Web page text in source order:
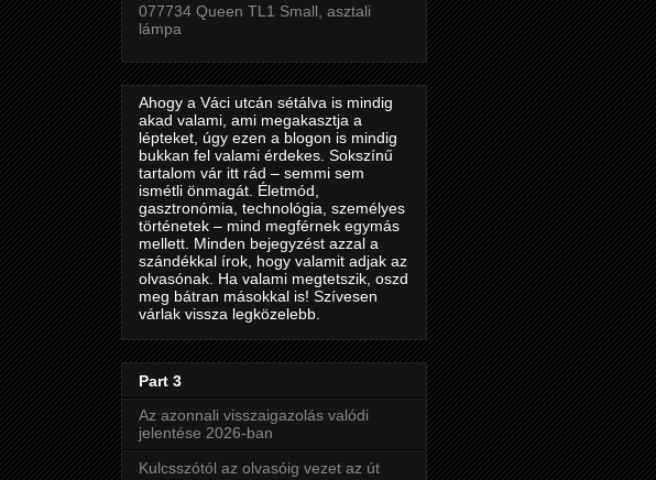
077734 Queen TL1 Small, asztali
lámpa
Ahogy a Váci utcán sétálva is mindig
akad valami, ami megakasztja a
lépteket, úgy ezen a blogon is mindig
bukkan fel valami érdekes. Sokszínű
tartalom vár itt rád – semmi sem
ismétli önmagát. Életmód,
gasztronómia, technológia, személyes
történetek – mind megférnek egymás
mellett. Minden bejegyzést azzal a
szándékkal írok, hogy valamit adjak az
olvasónak. Ha valami megtetszik, oszd
meg bátran másokkal is! Szívesen
várlak vissza legközelebb.
Part 3
Az azonnali visszaigazolás valódi
jelentése 2026-ban
Kulcsszótól az olvasóig vezet az út